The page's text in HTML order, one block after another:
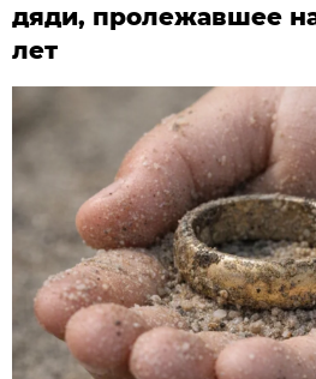
дяди, пролежавшее
лет